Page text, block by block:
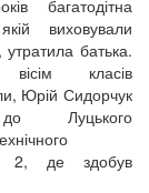
багатодітна
виховували
утратила батька.
вісім класів
Юрій Сидорчук
Луцького
де здобув